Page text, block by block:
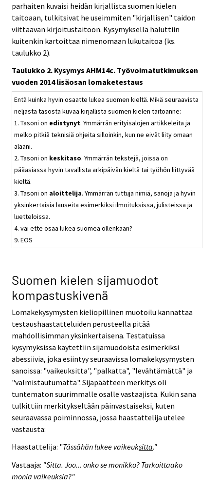
parhaiten kuvaisi heidän kirjallista suomen kielen
taitoaan, tulkitsivat he useimmiten "kirjallisen" taidon
viittaavan kirjoitustaitoon. Kysymyksellä haluttiin
kuitenkin kartoittaa nimenomaan lukutaitoa (ks.
taulukko 2).
Taulukko 2. Kysymys AHM14c. Työvoimatutkimuksen
vuoden 2014 lisäosan lomaketestaus
Entä kuinka hyvin osaatte lukea suomen kieltä. Mikä seuraavista
neljästä tasosta kuvaa kirjallista suomen kielen taitoanne:
1. Tasoni on edistynyt. Ymmärrän erityisalojen artikkeleita ja
melko pitkiä teknisiä ohjeita silloinkin, kun ne eivät liity omaan
alaani.
2. Tasoni on keskitaso. Ymmärrän tekstejä, joissa on
pääasiassa hyvin tavallista arkipäivän kieltä tai työhön liittyvää
kieltä.
3. Tasoni on aloittelija. Ymmärrän tuttuja nimiä, sanoja ja hyvin
yksinkertaisia lauseita esimerkiksi ilmoituksissa, julisteissa ja
luetteloissa.
4. vai ette osaa lukea suomea ollenkaan?
9. EOS
Suomen kielen sijamuodot
kompastuskivenä
Lomakekysymysten kieliopillinen muotoilu kannattaa
testaushaastatteluiden perusteella pitää
mahdollisimman yksinkertaisena. Testatuissa
kysymyksissä käytettiin sijamuodoista esimerkiksi
abessiivia, joka esiintyy seuraavissa lomakekysymysten
sanoissa: "vaikeuksitta", "palkatta", "levähtämättä" ja
"valmistautumatta". Sijapäätteen merkitys oli
tuntematon suurimmalle osalle vastaajista. Kukin sana
tulkittiin merkitykseltään päinvastaiseksi, kuten
seuraavassa poiminnossa, jossa haastattelija utelee
vastausta:
Haastattelija: "Tässähän lukee vaikeuksitta."
Vastaaja: "Sitta. Joo... onko se monikko? Tarkoittaako
monia vaikeuksia?"